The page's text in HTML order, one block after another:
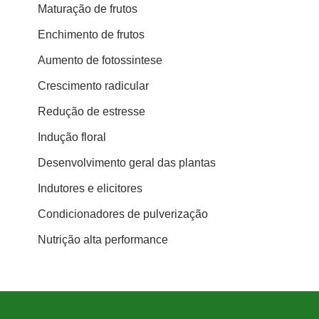
Maturação de frutos
Enchimento de frutos
Aumento de fotossintese
Crescimento radicular
Redução de estresse
Indução floral
Desenvolvimento geral das plantas
Indutores e elicitores
Condicionadores de pulverização
Nutrição alta performance